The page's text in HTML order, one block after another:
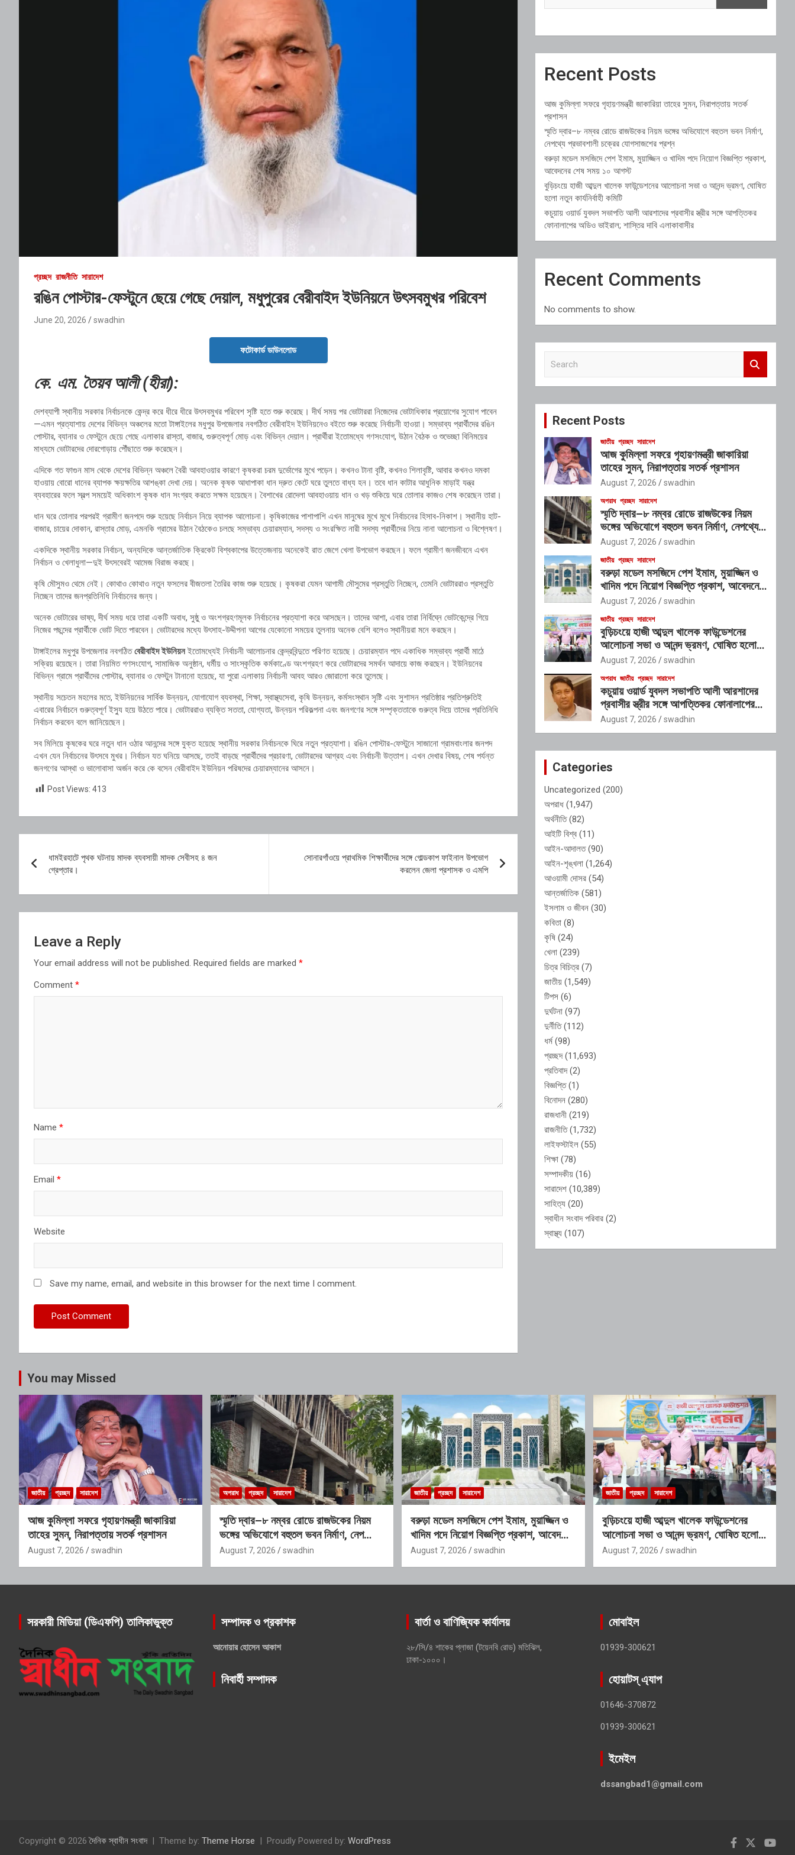
প্রচ্ছদ রাজনীতি সারাদেশ
রঙিন পোস্টার-ফেস্টুনে ছেয়ে গেছে দেয়াল, মধুপুরের বেরীবাইদ ইউনিয়নে উৎসবমুখর পরিবেশ
June 20, 2026 swadhin
ফটোকার্ড ডাউনলোড
কে. এম. তৈয়ব আলী (হীরা):
দেশব্যাপী স্থানীয় সরকার নির্বাচনকে কেন্দ্র করে ধীরে ধীরে উৎসবমুখর পরিবেশ সৃষ্টি হতে শুরু করেছে। দীর্ঘ সময় পর ভোটাররা নিজেদের ভোটাধিকার প্রয়োগের সুযোগ পাবেন
—এমন প্রত্যাশায় দেশের বিভিন্ন অঞ্চলের মতো টাঙ্গাইলের মধুপুর উপজেলার নবগঠিত বেরীবাইদ ইউনিয়নেও বইতে শুরু করেছে নির্বাচনী হাওয়া। সম্ভাব্য প্রার্থীদের রঙিন
পোস্টার, ব্যানার ও ফেস্টুনে ছেয়ে গেছে এলাকার রাস্তা, বাজার, গুরুত্বপূর্ণ মোড় এবং বিভিন্ন দেয়াল। প্রার্থীরা ইতোমধ্যে গণসংযোগ, উঠান বৈঠক ও শুভেচ্ছা বিনিময়ের
মাধ্যমে ভোটারদের দোরগোড়ায় পৌঁছাতে শুরু করেছেন।
এদিকে গত ফাগুন মাস থেকে দেশের বিভিন্ন অঞ্চলে বৈরী আবহাওয়ার কারণে কৃষকরা চরম দুর্ভোগের মুখে পড়েন। কখনও টানা বৃষ্টি, কখনও শিলাবৃষ্টি, আবার কখনও দমকা
হাওয়ায় বোরো ধানের ব্যাপক ক্ষয়ক্ষতির আশঙ্কা দেখা দেয়। অনেক কৃষক আধাপাকা ধান দ্রুত কেটে ঘরে তুলতে বাধ্য হন। তবে ধান কাটার আধুনিক মাড়াই যন্ত্র
ব্যবহারের ফলে স্বল্প সময়েই অধিকাংশ কৃষক ধান সংগ্রহ করতে সক্ষম হয়েছেন। বৈশাখের রোদেলা আবহাওয়ায় ধান ও খড় শুকিয়ে ঘরে তোলার কাজও শেষ করেছেন তারা।
ধান ঘরে তোলার পরপরই গ্রামীণ জনপদে শুরু হয়েছে নির্বাচন নিয়ে ব্যাপক আলোচনা। কৃষিকাজের পাশাপাশি এখন মানুষের মুখে মুখে নির্বাচনের হিসাব-নিকাশ। স্থানীয় হাট-
বাজার, চায়ের দোকান, রাস্তার মোড়, এমনকি গ্রামের উঠান বৈঠকেও চলছে সম্ভাব্য চেয়ারম্যান, সদস্য ও সংরক্ষিত নারী সদস্য প্রার্থীদের নিয়ে নানা আলোচনা ও বিশ্লেষণ।
একদিকে স্থানীয় সরকার নির্বাচন, অন্যদিকে আন্তর্জাতিক ক্রিকেট বিশ্বকাপের উত্তেজনায় অনেকেই রাত জেগে খেলা উপভোগ করছেন। ফলে গ্রামীণ জনজীবনে এখন
নির্বাচন ও খেলাধুলা—দুই উৎসবেরই আমেজ বিরাজ করছে।
কৃষি মৌসুমও থেমে নেই। কোথাও কোথাও নতুন ফসলের বীজতলা তৈরির কাজ শুরু হয়েছে। কৃষকরা যেমন আগামী মৌসুমের প্রস্তুতি নিচ্ছেন, তেমনি ভোটাররাও প্রস্তুতি
নিচ্ছেন তাদের জনপ্রতিনিধি নির্বাচনের জন্য।
অনেক ভোটারের ভাষ্য, দীর্ঘ সময় ধরে তারা একটি অবাধ, সুষ্ঠু ও অংশগ্রহণমূলক নির্বাচনের প্রত্যাশা করে আসছেন। তাদের আশা, এবার তারা নির্বিঘ্নে ভোটকেন্দ্রে গিয়ে
নিজের পছন্দের প্রার্থীকে ভোট দিতে পারবেন। ভোটারদের মধ্যে উৎসাহ-উদ্দীপনা আগের যেকোনো সময়ের তুলনায় অনেক বেশি বলেও স্থানীয়রা মনে করছেন।
টাঙ্গাইলের মধুপুর উপজেলার নবগঠিতবেরীবাইদ ইউনিয়নইতোমধ্যেই নির্বাচনী আলোচনার কেন্দ্রবিন্দুতে পরিণত হয়েছে। চেয়ারম্যান পদে একাধিক সম্ভাব্য প্রার্থী মাঠে
সক্রিয় রয়েছেন। তারা নিয়মিত গণসংযোগ, সামাজিক অনুষ্ঠান, ধর্মীয় ও সাংস্কৃতিক কর্মকাণ্ডে অংশগ্রহণ করে ভোটারদের সমর্থন আদায়ে কাজ করছেন। ইউনিয়নের
বিভিন্ন গ্রামে প্রার্থীদের পোস্টার, ব্যানার ও ফেস্টুন টানানো হয়েছে, যা পুরো এলাকায় নির্বাচনী আবহ আরও জোরালো করে তুলেছে।
স্থানীয় সচেতন মহলের মতে, ইউনিয়নের সার্বিক উন্নয়ন, যোগাযোগ ব্যবস্থা, শিক্ষা, স্বাস্থ্যসেবা, কৃষি উন্নয়ন, কর্মসংস্থান সৃষ্টি এবং সুশাসন প্রতিষ্ঠার প্রতিশ্রুতিই
এবারের নির্বাচনে গুরুত্বপূর্ণ ইস্যু হয়ে উঠতে পারে। ভোটাররাও ব্যক্তি সততা, যোগ্যতা, উন্নয়ন পরিকল্পনা এবং জনগণের সঙ্গে সম্পৃক্ততাকে গুরুত্ব দিয়ে তাদের প্রতিনিধি
নির্বাচন করবেন বলে জানিয়েছেন।
সব মিলিয়ে কৃষকের ঘরে নতুন ধান ওঠার আনন্দের সঙ্গে যুক্ত হয়েছে স্থানীয় সরকার নির্বাচনকে ঘিরে নতুন প্রত্যাশা। রঙিন পোস্টার-ফেস্টুনে সাজানো গ্রামবাংলার জনপদ
এখন যেন নির্বাচনের উৎসবে মুখর। নির্বাচন যত ঘনিয়ে আসছে, ততই বাড়ছে প্রার্থীদের প্রচারণা, ভোটারদের আগ্রহ এবং নির্বাচনী উত্তাপ। এখন দেখার বিষয়, শেষ পর্যন্ত
জনগণের আস্থা ও ভালোবাসা অর্জন করে কে বসেন বেরীবাইদ ইউনিয়ন পরিষদের চেয়ারম্যানের আসনে।
Post Views: 413
navigation
ধামইরহাটে পৃথক ঘটনায় মাদক ব্যবসায়ী মাদক সেবীসহ ৪ জন
গ্রেপ্তার।
সোনারগাঁওয়ে প্রাথমিক শিক্ষার্থীদের সঙ্গে গোল্ডকাপ ফাইনাল উপভোগ
করলেন জেলা প্রশাসক ও এমপি
Leave a Reply
Your email address will not be published. Required fields are marked *
Comment *
Name *
Email *
Website
Save my name, email, and website in this browser for the next time I comment.
Recent Posts
আজ কুমিল্লা সফরে গৃহায়ণমন্ত্রী জাকারিয়া তাহের সুমন, নিরাপত্তায় সতর্ক
প্রশাসন
স্মৃতি দ্বার–৮ নম্বর রোডে রাজউকের নিয়ম ভঙ্গের অভিযোগে বহুতল ভবন নির্মাণ,
নেপথ্যে প্রভাবশালী চক্রের যোগসাজশের প্রশ্ন
বরুড়া মডেল মসজিদে পেশ ইমাম, মুয়াজ্জিন ও খাদিম পদে নিয়োগ বিজ্ঞপ্তি প্রকাশ,
আবেদনের শেষ সময় ১০ আগস্ট
বুড়িচংয়ে হাজী আব্দুল খালেক ফাউন্ডেশনের আলোচনা সভা ও আনন্দ ভ্রমণ, ঘোষিত
হলো নতুন কার্যনির্বাহী কমিটি
কচুয়ায় ওয়ার্ড যুবদল সভাপতি আলী আরশাদের প্রবাসীর স্ত্রীর সঙ্গে আপত্তিকর
ফোনালাপের অডিও ভাইরাল; শাস্তির দাবি এলাকাবাসীর
Recent Comments
No comments to show.
c
Recent Posts
জাতীয় প্রচ্ছদ সারাদেশ
আজ কুমিল্লা সফরে গৃহায়ণমন্ত্রী জাকারিয়া
তাহের সুমন, নিরাপত্তায় সতর্ক প্রশাসন
August 7, 2026 swadhin
অপরাধ প্রচ্ছদ সারাদেশ
স্মৃতি দ্বার–৮ নম্বর রোডে রাজউকের নিয়ম
ভঙ্গের অভিযোগে বহুতল ভবন নির্মাণ, নেপথ্যে
প্রভাবশালী চক্রের যোগসাজশের প্রশ্ন
August 7, 2026 swadhin
জাতীয় প্রচ্ছদ সারাদেশ
বরুড়া মডেল মসজিদে পেশ ইমাম, মুয়াজ্জিন ও
খাদিম পদে নিয়োগ বিজ্ঞপ্তি প্রকাশ, আবেদনের
শেষ সময় ১০ আগস্ট
August 7, 2026 swadhin
জাতীয় প্রচ্ছদ সারাদেশ
বুড়িচংয়ে হাজী আব্দুল খালেক ফাউন্ডেশনের
আলোচনা সভা ও আনন্দ ভ্রমণ, ঘোষিত হলো
নতুন কার্যনির্বাহী কমিটি
August 7, 2026 swadhin
অপরাধ জাতীয় প্রচ্ছদ সারাদেশ
কচুয়ায় ওয়ার্ড যুবদল সভাপতি আলী আরশাদের
প্রবাসীর স্ত্রীর সঙ্গে আপত্তিকর ফোনালাপের
অডিও ভাইরাল; শাস্তির দাবি এলাকাবাসীর
August 7, 2026 swadhin
Categories
Uncategorized (200)
অপরাধ (1,947)
অর্থনীতি(82)
আইটি বিশ্ব (11)
আইন-আদালত(90)
আইন-শৃঙ্খলা (1,264)
আওয়ামী দোসর (54)
আন্তর্জাতিক (581)
ইসলাম ও জীবন (30)
কবিতা (8)
কৃষি (24)
খেলা (239)
চিত্র বিচিত্র (7)
জাতীয় (1,549)
টিপস (6)
দুর্ঘটনা (97)
দুর্নীতি(112)
ধর্ম(98)
প্রচ্ছদ(11,693)
প্রতিবাদ(2)
বিজ্ঞপ্তি(1)
বিনোদন (280)
রাজধানী (219)
রাজনীতি(1,732)
লাইফস্টাইল (55)
শিক্ষা (78)
সম্পাদকীয় (16)
সারাদেশ (10,389)
সাহিত্য (20)
স্বাধীন সংবাদ পরিবার (2)
স্বাস্থ্য (107)
You may Missed
জাতীয় প্রচ্ছদ সারাদেশ
আজ কুমিল্লা সফরে গৃহায়ণমন্ত্রী জাকারিয়া
তাহের সুমন, নিরাপত্তায় সতর্ক প্রশাসন
August 7, 2026 swadhin
অপরাধ প্রচ্ছদ সারাদেশ
স্মৃতি দ্বার–৮ নম্বর রোডে রাজউকের নিয়ম
ভঙ্গের অভিযোগে বহুতল ভবন নির্মাণ, নেপথ্যে
প্রভাবশালী চক্রের যোগসাজশের প্রশ্ন
August 7, 2026 swadhin
জাতীয় প্রচ্ছদ সারাদেশ
বরুড়া মডেল মসজিদে পেশ ইমাম, মুয়াজ্জিন ও
খাদিম পদে নিয়োগ বিজ্ঞপ্তি প্রকাশ, আবেদনের
শেষ সময় ১০ আগস্ট
August 7, 2026 swadhin
জাতীয় প্রচ্ছদ সারাদেশ
বুড়িচংয়ে হাজী আব্দুল খালেক ফাউন্ডেশনের
আলোচনা সভা ও আনন্দ ভ্রমণ, ঘোষিত হলো
নতুন কার্যনির্বাহী কমিটি
August 7, 2026 swadhin
সরকারী মিডিয়া (ডিএফপি) তালিকাভুক্ত সম্পাদক ও প্রকাশক
আনোয়ার হোসেন আকাশ
নিবার্হী সম্পাদক
বার্তা ও বাণিজ্যিক কার্যালয়
২৮/সি/৪ শাকের প্লাজা (টয়েনবি রোড) মতিঝিল,
ঢাকা-১০০০।
মোবাইল
01939-300621
হোয়াটস্ এ্যাপ
01646-370872
01939-300621
ইমেইল
dssangbad1@gmail.com
Copyright © 2026দৈনিক স্বাধীন সংবাদ Theme by: Theme Horse Proudly Powered by: WordPress